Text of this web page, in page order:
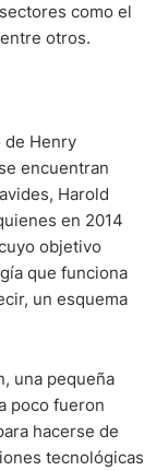
como el
otros.
de Henry
encuentran
Harold
en 2014
objetivo
que funciona
un esquema
una pequeña
poco fueron
hacerse de
tecnológicas